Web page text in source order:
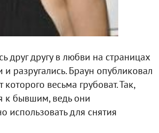
друг другу в любви на страницах
разругались. Браун опубликовал
весьма грубоват. Так,
к бывшим, ведь они
использовать для снятия